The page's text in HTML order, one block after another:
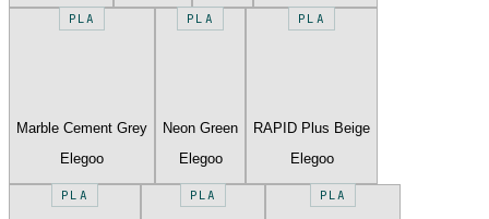
PLA
Marble Cement Grey
Elegoo
PLA
Neon Green
Elegoo
PLA
RAPID Plus Beige
Elegoo
PLA PLA PLA